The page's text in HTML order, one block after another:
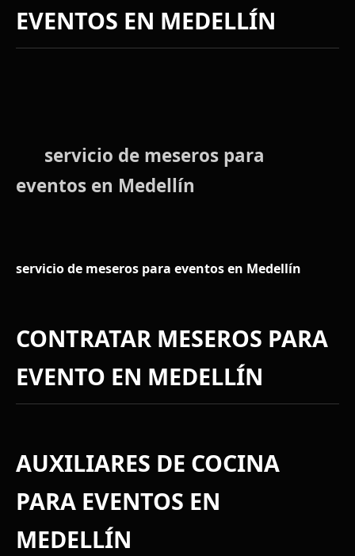
EVENTOS EN MEDELLÍN
servicio de meseros para
eventos en Medellín
servicio de meseros para eventos en Medellín
CONTRATAR MESEROS PARA
EVENTO EN MEDELLÍN
AUXILIARES DE COCINA
PARA EVENTOS EN
MEDELLÍN